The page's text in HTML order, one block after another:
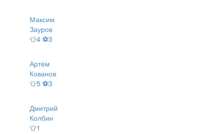
Максим
Зауров
👕4 ⚽3
Артём
Кованов
👕5 ⚽3
Дмитрий
Колбин
👕1